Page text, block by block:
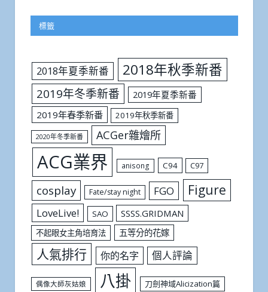
標籤
2018年夏季新番 2018年秋季新番
2019年冬季新番
2019年夏季新番
2019年春季新番
2019年秋季新番
2020年冬季新番 ACGer雜燴所
ACG業界 anisong C94 C97
cosplay Fate/stay night FGO Figure
LoveLive! SAO SSSS.GRIDMAN
不起眼女主角培育法 五等分的花嫁
人氣排行 你的名字 個人評論
偶像大師灰姑娘 八掛 刀劍神域Alicization篇